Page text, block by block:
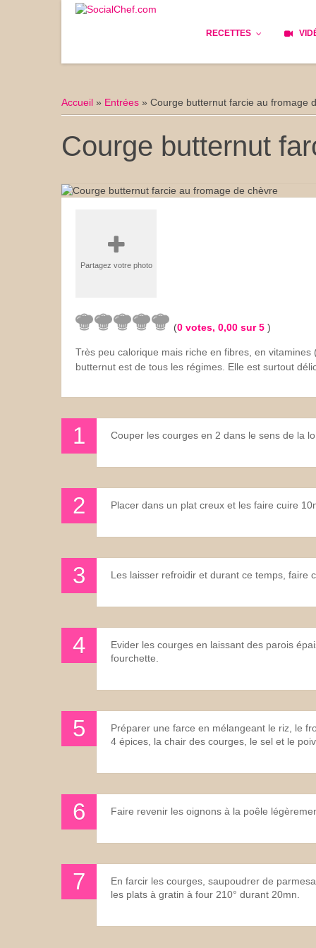
RECETTES
Le Pain
Apéritifs
Accueil » Entrées » Courge butternut farcie au fromage
Courge butternut
Partagez votre photo
(0 votes, 0,00 sur 5 )
Très peu calorique mais riche en fibres, en
butternut est de tous les régimes. Elle est surtout
Couper les courges en 2 dans le sens de la
Placer dans un plat creux et les faire cuire
Les laisser refroidir et durant ce temps, faire
Evider les courges en laissant des parois
fourchette.
Préparer une farce en mélangeant le riz, le
4 épices, la chair des courges, le sel et le
Faire revenir les oignons à la poêle
En farcir les courges, saupoudrer de
les plats à gratin à four 210° durant 20mn.